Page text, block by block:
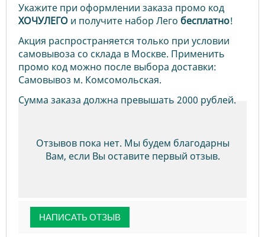
Укажите при оформлении заказа промо код
ХОЧУЛЕГО и получите набор Лего бесплатно!
Акция распространяется только при условии
самовывоза со склада в Москве. Применить
промо код можно после выбора доставки:
Самовывоз м. Комсомольская.
Сумма заказа должна превышать 2000 рублей.
Отзывов пока нет. Мы будем благодарны
Вам, если Вы оставите первый отзыв.
НАПИСАТЬ ОТЗЫВ